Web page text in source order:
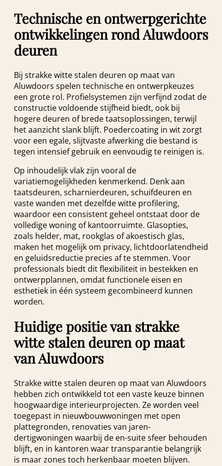
Technische en ontwerpgerichte
ontwikkelingen rond Aluwdoors
deuren
Bij strakke witte stalen deuren op maat van
Aluwdoors spelen technische en ontwerpkeuzes
een grote rol. Profielsystemen zijn verfijnd zodat de
constructie voldoende stijfheid biedt, ook bij
hogere deuren of brede taatsoplossingen, terwijl
het aanzicht slank blijft. Poedercoating in wit zorgt
voor een egale, slijtvaste afwerking die bestand is
tegen intensief gebruik en eenvoudig te reinigen is.
Op inhoudelijk vlak zijn vooral de
variatiemogelijkheden kenmerkend. Denk aan
taatsdeuren, scharnierdeuren, schuifdeuren en
vaste wanden met dezelfde witte profilering,
waardoor een consistent geheel ontstaat door de
volledige woning of kantoorruimte. Glasopties,
zoals helder, mat, rookglas of akoestisch glas,
maken het mogelijk om privacy, lichtdoorlatendheid
en geluidsreductie precies af te stemmen. Voor
professionals biedt dit flexibiliteit in bestekken en
ontwerpplannen, omdat functionele eisen en
esthetiek in één systeem gecombineerd kunnen
worden.
Huidige positie van strakke
witte stalen deuren op maat
van Aluwdoors
Strakke witte stalen deuren op maat van Aluwdoors
hebben zich ontwikkeld tot een vaste keuze binnen
hoogwaardige interieurprojecten. Ze worden veel
toegepast in nieuwbouwwoningen met open
plattegronden, renovaties van jaren-
dertigwoningen waarbij de en-suite sfeer behouden
blijft, en in kantoren waar transparantie belangrijk
is maar zones toch herkenbaar moeten blijven.